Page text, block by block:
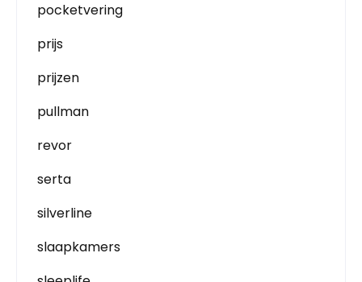
pocketvering
prijs
prijzen
pullman
revor
serta
silverline
slaapkamers